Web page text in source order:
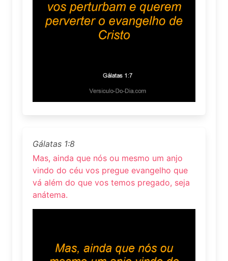
Gálatas 1:8
Mas, ainda que nós ou mesmo um anjo
vindo do céu vos pregue evangelho que
vá além do que vos temos pregado, seja
anátema.